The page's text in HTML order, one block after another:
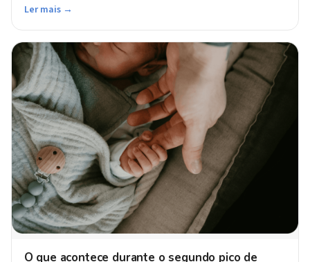
Ler mais →
O que acontece durante o segundo pico de